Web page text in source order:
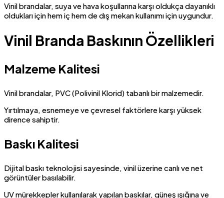
Vinil brandalar, suya ve hava koşullarına karşı oldukça dayanıklı
oldukları için hem iç hem de dış mekan kullanımı için uygundur.
Vinil Branda Baskının Özellikleri
Malzeme Kalitesi
Vinil brandalar, PVC (Polivinil Klorid) tabanlı bir malzemedir.
Yırtılmaya, esnemeye ve çevresel faktörlere karşı yüksek
dirence sahiptir.
Baskı Kalitesi
Dijital baskı teknolojisi sayesinde, vinil üzerine canlı ve net
görüntüler basılabilir.
UV mürekkepler kullanılarak yapılan baskılar, güneş ışığına ve